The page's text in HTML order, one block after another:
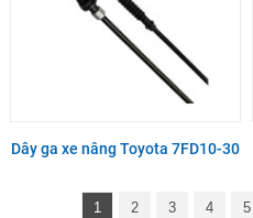
Dây ga xe nâng Toyota 7FD10-30
1 2 3 4 5